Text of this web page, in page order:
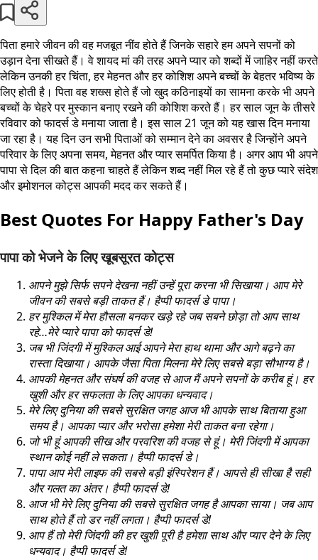
पिता हमारे जीवन की वह मजबूत नींव होते हैं जिनके सहारे हम अपने सपनों को
उड़ान देना सीखते हैं। वे शायद मां की तरह अपने प्यार को शब्दों में जाहिर नहीं करते
लेकिन उनकी हर चिंता, हर मेहनत और हर कोशिश अपने बच्चों के बेहतर भविष्य के
लिए होती है। पिता वह शख्स होते हैं जो खुद कठिनाइयों का सामना करके भी अपने
बच्चों के चेहरे पर मुस्कान बनाए रखने की कोशिश करते हैं। हर साल जून के तीसरे
रविवार को फादर्स डे मनाया जाता है। इस साल 21 जून को यह खास दिन मनाया
जा रहा है। यह दिन उन सभी पिताओं को सम्मान देने का अवसर है जिन्होंने अपने
परिवार के लिए अपना समय, मेहनत और प्यार समर्पित किया है। अगर आप भी अपने
पापा से दिल की बात कहना चाहते हैं लेकिन शब्द नहीं मिल रहे हैं तो कुछ प्यारे संदेश
और इमोशनल कोट्स आपकी मदद कर सकते हैं।
Best Quotes For Happy Father's Day
पापा को भेजने के लिए खूबसूरत कोट्स
आपने मुझे सिर्फ सपने देखना नहीं उन्हें पूरा करना भी सिखाया। आप मेरे
जीवन की सबसे बड़ी ताकत हैं। हैप्पी फादर्स डे पापा।
हर मुश्किल में मेरा हौसला बनकर खड़े रहे जब सबने छोड़ा तो आप साथ
रहे…मेरे प्यारे पापा को फादर्स डे!
जब भी जिंदगी में मुश्किल आई आपने मेरा हाथ थामा और आगे बढ़ने का
रास्ता दिखाया। आपके जैसा पिता मिलना मेरे लिए सबसे बड़ा सौभाग्य है।
आपकी मेहनत और संघर्ष की वजह से आज मैं अपने सपनों के करीब हूं। हर
खुशी और हर सफलता के लिए आपका धन्यवाद।
मेरे लिए दुनिया की सबसे सुरक्षित जगह आज भी आपके साथ बिताया हुआ
समय है। आपका प्यार और भरोसा हमेशा मेरी ताकत बना रहेगा।
जो भी हूं आपकी सीख और परवरिश की वजह से हूं। मेरी जिंदगी में आपका
स्थान कोई नहीं ले सकता। हैप्पी फादर्स डे।
पापा आप मेरी लाइफ की सबसे बड़ी इंस्पिरेशन हैं। आपसे ही सीखा है सही
और गलत का अंतर। हैप्पी फादर्स डे!
आज भी मेरे लिए दुनिया की सबसे सुरक्षित जगह है आपका साया। जब आप
साथ होते हैं तो डर नहीं लगता। हैप्पी फादर्स डे!
आप हैं तो मेरी जिंदगी की हर खुशी पूरी है हमेशा साथ और प्यार देने के लिए
धन्यवाद। हैप्पी फादर्स डे!